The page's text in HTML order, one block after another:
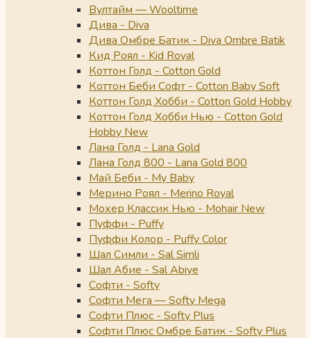
Вултайм — Wooltime
Дива - Diva
Дива Омбре Батик - Diva Ombre Batik
Кид Роял - Kid Royal
Коттон Голд - Cotton Gold
Коттон Беби Софт - Cotton Baby Soft
Коттон Голд Хобби - Cotton Gold Hobby
Коттон Голд Хобби Нью - Cotton Gold
Hobby New
Лана Голд - Lana Gold
Лана Голд 800 - Lana Gold 800
Май Беби - My Baby
Мерино Роял - Merino Royal
Мохер Классик Нью - Mohair New
Пуффи - Puffy
Пуффи Колор - Puffy Color
Шал Симли - Sal Simli
Шал Абие - Sal Abiye
Софти - Softy
Софти Мега — Softy Mega
Софти Плюс - Softy Plus
Софти Плюс Омбре Батик - Softy Plus